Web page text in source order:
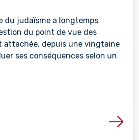
du judaïsme a longtemps
du point de vue des
attachée, depuis une vingtaine
ses conséquences selon un
Voir les détails de la